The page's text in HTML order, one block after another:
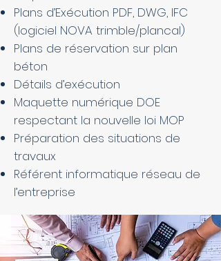
Plans d’Exécution PDF, DWG, IFC
(logiciel NOVA trimble/plancal)
Plans de réservation sur plan
béton
Détails d’exécution
Maquette numérique DOE
respectant la nouvelle loi MOP
Préparation des situations de
travaux
Référent informatique réseau de
l’entreprise